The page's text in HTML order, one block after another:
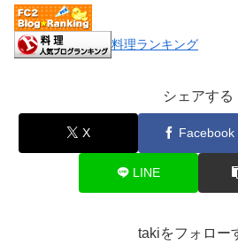
料理ランキング
シェアする
X Facebook
LINE
takiをフォロー